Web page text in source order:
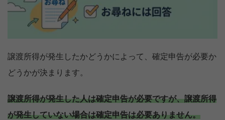
譲渡所得が発生したかどうかによって、確定申告が必要か
どうかが決まります。
譲渡所得が発生した人は確定申告が必要ですが、譲渡所得
が発生していない場合は確定申告は必要ありません。